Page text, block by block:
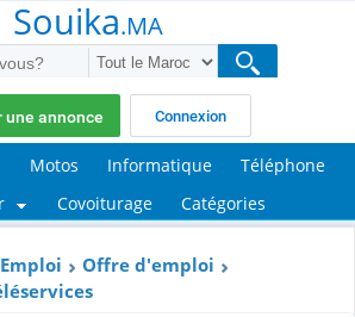
Souika.MA
une annonce Connexion
Motos Informatique
Téléphone
Covoiturage Catégories
Emploi
Offre d'emploi